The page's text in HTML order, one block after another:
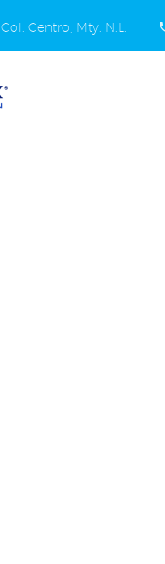
Centro, Mty. N.L.